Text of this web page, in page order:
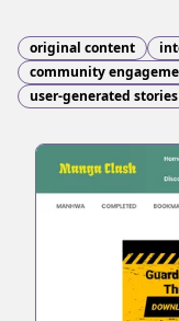
original content
community
user-generated stories